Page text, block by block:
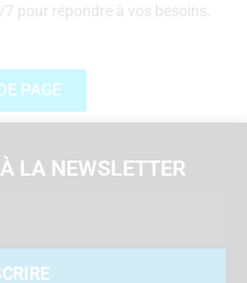
pour répondre à vos besoins.
PAGE
LA NEWSLETTER